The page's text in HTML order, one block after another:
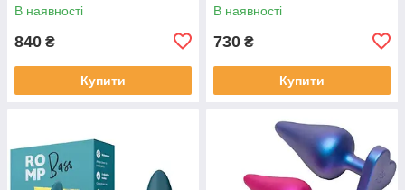
В наявності
840 ₴
Купити
В наявності
730 ₴
Купити